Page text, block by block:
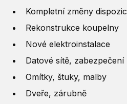
Kompletní změny
Rekonstrukce koupelny
Nové elektroinstalace
Datové sítě, zabezpečení
Omítky, štuky, malby
Dveře, zárubně